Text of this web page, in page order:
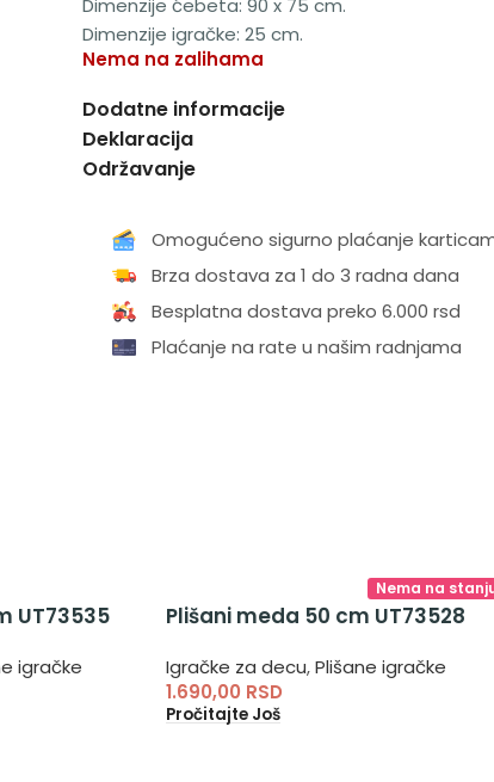
Dimenzije ćebeta: 90 x 75 cm.
Dimenzije igračke: 25 cm.
Nema na zalihama
Dodatne informacije
Deklaracija
Održavanje
Omogućeno sigurno plaćanje
Brza dostava za 1 do 3 radna dana
Besplatna dostava preko 6.000 rsd
Plaćanje na rate u našim radnjama
UT73535
igračke
Nema na
Plišani meda 50 cm UT73528
Igračke za decu,Plišane igračke
1.690,00 RSD
Pročitajte Još